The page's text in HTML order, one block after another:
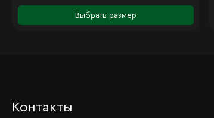
Выбрать размер
Контакты